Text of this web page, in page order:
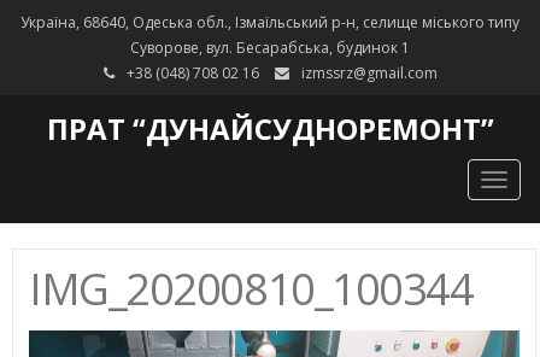
Україна, 68640, Одеська обл., Ізмаїльський р-н, селище міського типу
Суворове, вул. Бесарабська, будинок 1
+38 (048) 708 02 16
izmssrz@gmail.com
ПРАТ “ДУНАЙСУДНОРЕМОНТ”
IMG_20200810_100344